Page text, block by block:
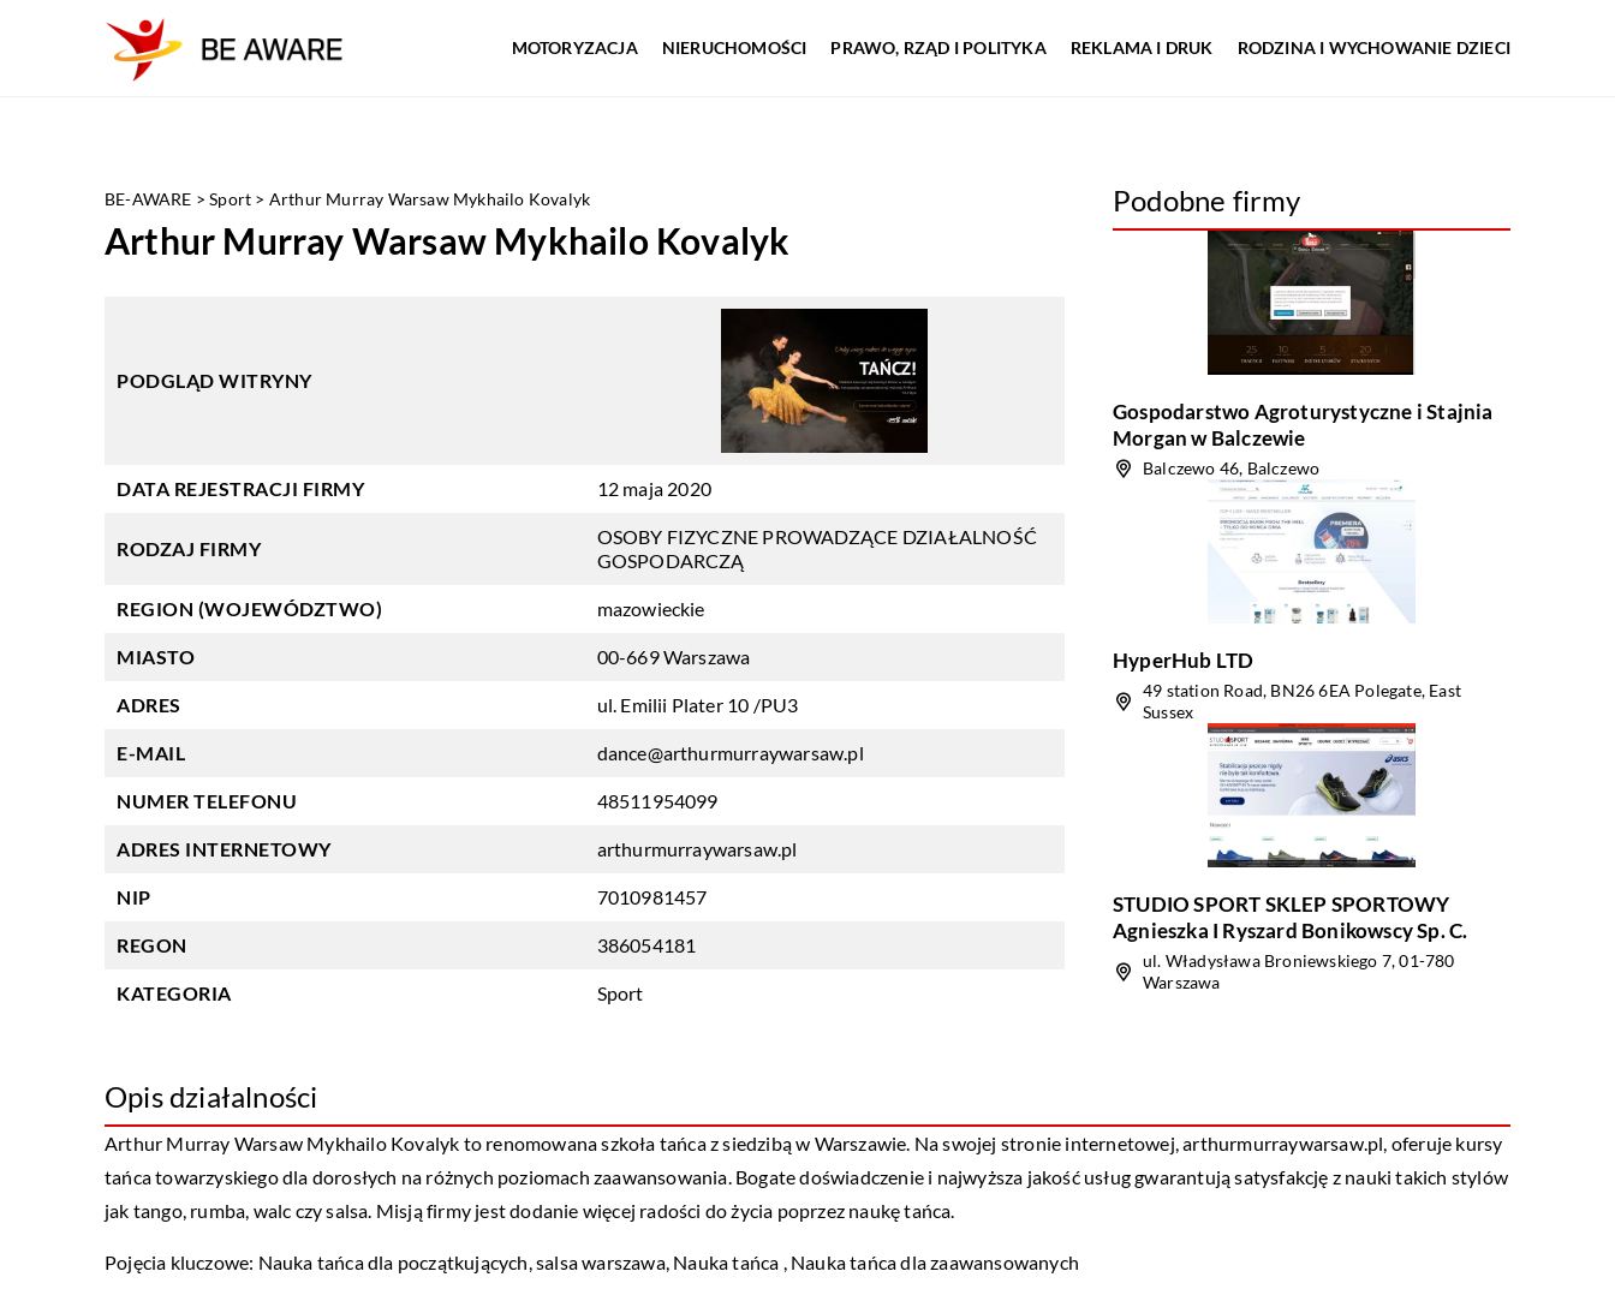
MOTORYZACJA NIERUCHOMOŚCI PRAWO, RZĄD I POLITYKA REKLAMA I DRUK RODZINA I WYCHOWANIE DZIECI
BE-AWARE >Sport > Arthur Murray Warsaw Mykhailo Kovalyk
Arthur Murray Warsaw Mykhailo Kovalyk
PODGLĄD WITRYNY
DATA REJESTRACJI FIRMY 12 maja 2020
RODZAJ FIRMY
OSOBY FIZYCZNE PROWADZĄCE DZIAŁALNOŚĆ
GOSPODARCZĄ
REGION (WOJEWÓDZTWO) mazowieckie
MIASTO 00-669 Warszawa
ADRES ul. Emilii Plater 10 /PU3
E-MAIL dance@arthurmurraywarsaw.pl
NUMER TELEFONU 48511954099
ADRES INTERNETOWY arthurmurraywarsaw.pl
NIP 7010981457
REGON 386054181
KATEGORIA Sport
Podobne firmy
Gospodarstwo Agroturystyczne i Stajnia
Morgan w Balczewie
Balczewo 46, Balczewo
HyperHub LTD
49 station Road, BN26 6EA Polegate, East
Sussex
STUDIO SPORT SKLEP SPORTOWY
Agnieszka I Ryszard Bonikowscy Sp. C.
ul. Władysława Broniewskiego 7, 01-780
Warszawa
Opis działalności
Arthur Murray Warsaw Mykhailo Kovalyk to renomowana szkoła tańca z siedzibą w Warszawie. Na swojej stronie internetowej, arthurmurraywarsaw.pl, oferuje kursy
tańca towarzyskiego dla dorosłych na różnych poziomach zaawansowania. Bogate doświadczenie i najwyższa jakość usług gwarantują satysfakcję z nauki takich stylów
jak tango, rumba, walc czy salsa. Misją firmy jest dodanie więcej radości do życia poprzez naukę tańca.
Pojęcia kluczowe: Nauka tańca dla początkujących,salsa warszawa, Nauka tańca , Nauka tańca dla zaawansowanych